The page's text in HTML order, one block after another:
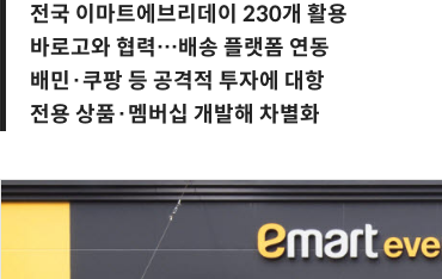
전국 이마트에브리데이 230개 활용
바로고와 협력…배송 플랫폼 연동
배민·쿠팡 등 공격적 투자에 대항
전용 상품·멤버십 개발해 차별화